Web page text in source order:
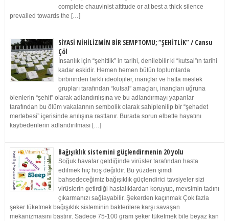
complete chauvinist attitude or at best a thick silence
prevailed towards the […]
SİYASİ NİHİLİZMİN BİR SEMPTOMU; “ŞEHİTLİK” / Cansu
Çöl
İnsanlık için “şehitlik” in tarihi, denilebilir ki “kutsal”ın tarihi
kadar eskidir. Hemen hemen bütün toplumlarda
birbirinden farklı ideolojiler, inançlar ve hatta meslek
grupları tarafından “kutsal” amaçları, inançları uğruna
ölenlerin “şehit” olarak adlandırılışına ve bu adlandırmayı yapanlar
tarafından bu ölüm vakalarının sembolik olarak sahiplenilip bir “şehadet
mertebesi” içerisinde anılışına rastlanır. Burada sorun elbette hayatını
kaybedenlerin adlandırılması […]
Bağışıklık sistemini güçlendirmenin 20 yolu
Soğuk havalar geldiğinde virüsler tarafından hasta
edilmek hiç hoş değildir. Bu yüzden şimdi
bahsedeceğimiz bağışıklık güçlendirici tavsiyeler sizi
virüslerin getirdiği hastalıklardan koruyup, mevsimin tadını
çıkarmanızı sağlayabilir. Şekerden kaçınmak Çok fazla
şeker tüketmek bağışıklık sisteminin bakterilere karşı savaşan
mekanizmasını bastırır. Sadece 75-100 gram şeker tüketmek bile beyaz kan